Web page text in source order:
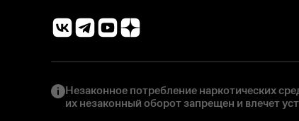
Незаконное потребление наркотических
их незаконный оборот запрещен и влечет